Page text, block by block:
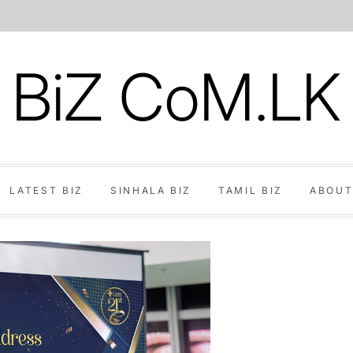
BiZ CoM.LK
LATEST BIZ SINHALA BIZ TAMIL BIZ